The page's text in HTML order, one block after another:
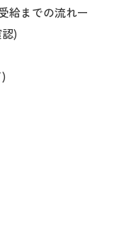
給までの流れー
)